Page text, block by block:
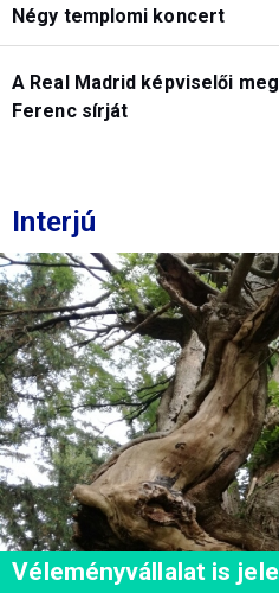
Négy templomi koncert
A Real Madrid képviselői
Ferenc sírját
Interjú
Véleményvállalat is